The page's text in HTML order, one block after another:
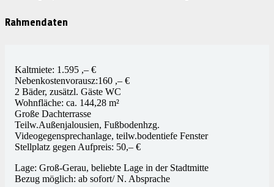
Rahmendaten
Kaltmiete: 1.595 ,– €
Nebenkostenvorausz:160 ,– €
2 Bäder, zusätzl. Gäste WC
Wohnfläche: ca. 144,28 m²
Große Dachterrasse
Teilw.Außenjalousien, Fußbodenhzg.
Videogegensprechanlage, teilw.bodentiefe Fenster
Stellplatz gegen Aufpreis: 50,– €
Lage: Groß-Gerau, beliebte Lage in der Stadtmitte
Bezug möglich: ab sofort/ N. Absprache